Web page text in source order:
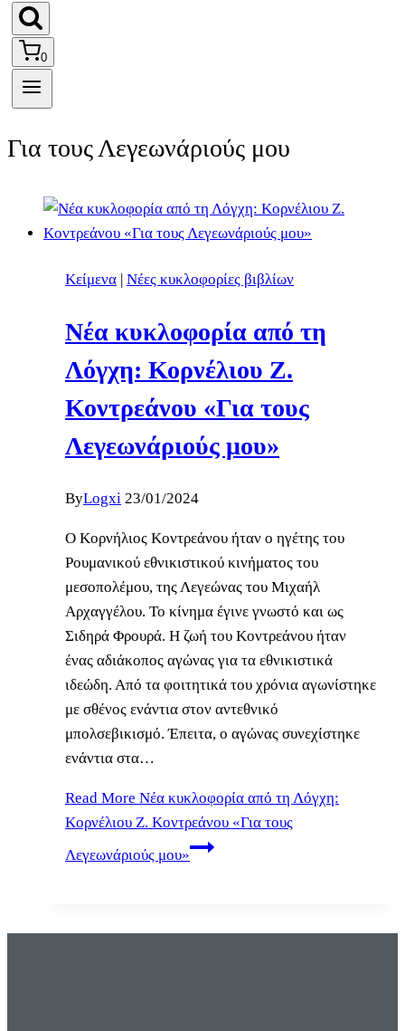
0
Για τους Λεγεωνάριούς μου
Κείμενα Νέες κυκλοφορίες βιβλίων
Νέα κυκλοφορία από τη
Λόγχη: Κορνέλιου Ζ.
Κοντρεάνου «Για τους
Λεγεωνάριούς μου»
ByLogxi 23/01/2024
Ο Κορνήλιος Κοντρεάνου ήταν ο ηγέτης του
Ρουμανικού εθνικιστικού κινήματος του
μεσοπολέμου, της Λεγεώνας του Μιχαήλ
Αρχαγγέλου. Το κίνημα έγινε γνωστό και ως
Σιδηρά Φρουρά. Η ζωή του Κοντρεάνου ήταν
ένας αδιάκοπος αγώνας για τα εθνικιστικά
ιδεώδη. Από τα φοιτητικά του χρόνια αγωνίστηκε
με σθένος ενάντια στον αντεθνικό
μπολσεβικισμό. Έπειτα, ο αγώνας συνεχίστηκε
ενάντια στα…
Read More Νέα κυκλοφορία από τη Λόγχη:
Κορνέλιου Ζ. Κοντρεάνου «Για τους
Λεγεωνάριούς μου»